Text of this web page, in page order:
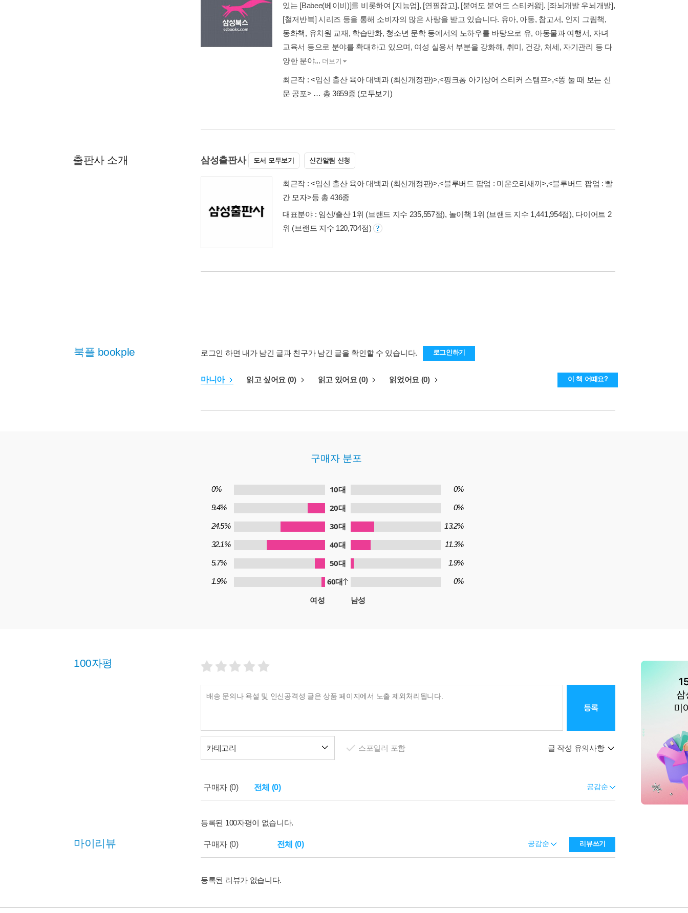
있는 [Babee(베이비)]를 비롯하여 [지능업], [연필잡고], [붙여도 붙여도 스티커왕], [좌뇌개발 우뇌개발],
[철저반복] 시리즈 등을 통해 소비자의 많은 사랑을 받고 있습니다. 유아, 아동, 참고서, 인지 그림책,
동화책, 유치원 교재, 학습만화, 청소년 문학 등에서의 노하우를 바탕으로 유, 아동물과 여행서, 자녀
교육서 등으로 분야를 확대하고 있으며, 여성 실용서 부분을 강화해, 취미, 건강, 처세, 자기관리 등 다
양한 분야... 더보기
최근작 :<임신 출산 육아 대백과 (최신개정판)>,<핑크퐁 아기상어 스티커 스탬프>,<똥 눌 때 보는 신
문 공포> … 총 3659종 (모두보기)
출판사 소개 삼성출판사 도서 모두보기 신간알림 신청
최근작 :<임신 출산 육아 대백과 (최신개정판)>,<블루버드 팝업 : 미운오리새끼>,<블루버드 팝업 : 빨
간 모자>등 총 436종
대표분야 : 임신/출산 1위 (브랜드 지수 235,557점), 놀이책 1위 (브랜드 지수 1,441,954점), 다이어트 2
위 (브랜드 지수 120,704점)
북플 bookple 로그인 하면 내가 남긴 글과 친구가 남긴 글을 확인할 수 있습니다. 로그인하기
마니아 읽고 싶어요 (0) 읽고 있어요 (0) 읽었어요 (0) 이 책 어때요?
구매자 분포
0% 10대 0%
9.4% 20대 0%
24.5% 30대 13.2%
32.1% 40대 11.3%
5.7% 50대 1.9%
1.9% 60대 0%
여성 남성
100자평
등록
카테고리 스포일러 포함 글 작성 유의사항
구매자 (0) 전체 (0) 공감순
등록된 100자평이 없습니다.
마이리뷰 구매자 (0) 전체 (0) 리뷰쓰기
공감순
등록된 리뷰가 없습니다.